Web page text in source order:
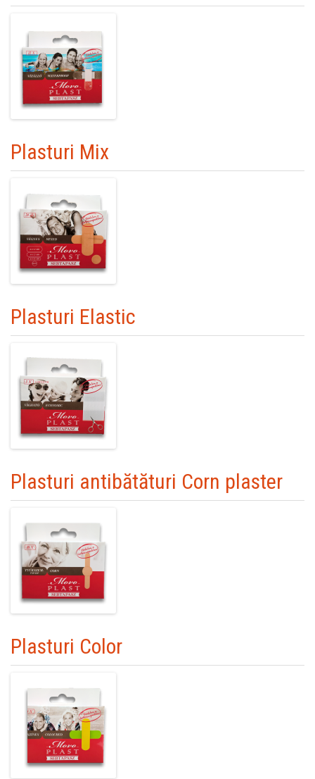
Plasturi Mix
Plasturi Elastic
Plasturi antibătături Corn plaster
Plasturi Color